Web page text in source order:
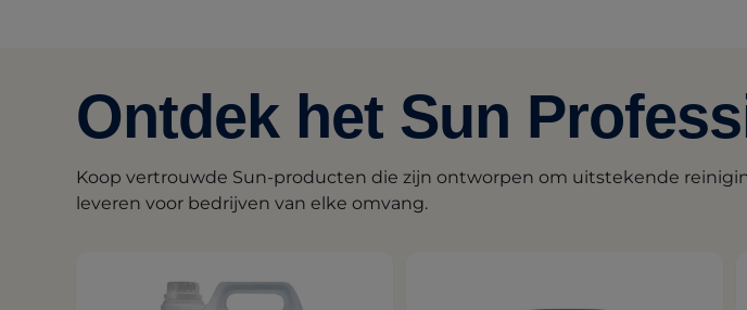
Ontdek het Sun
Koop vertrouwde Sun-producten die zijn ontworpen om uitstekende
leveren voor bedrijven van elke omvang.